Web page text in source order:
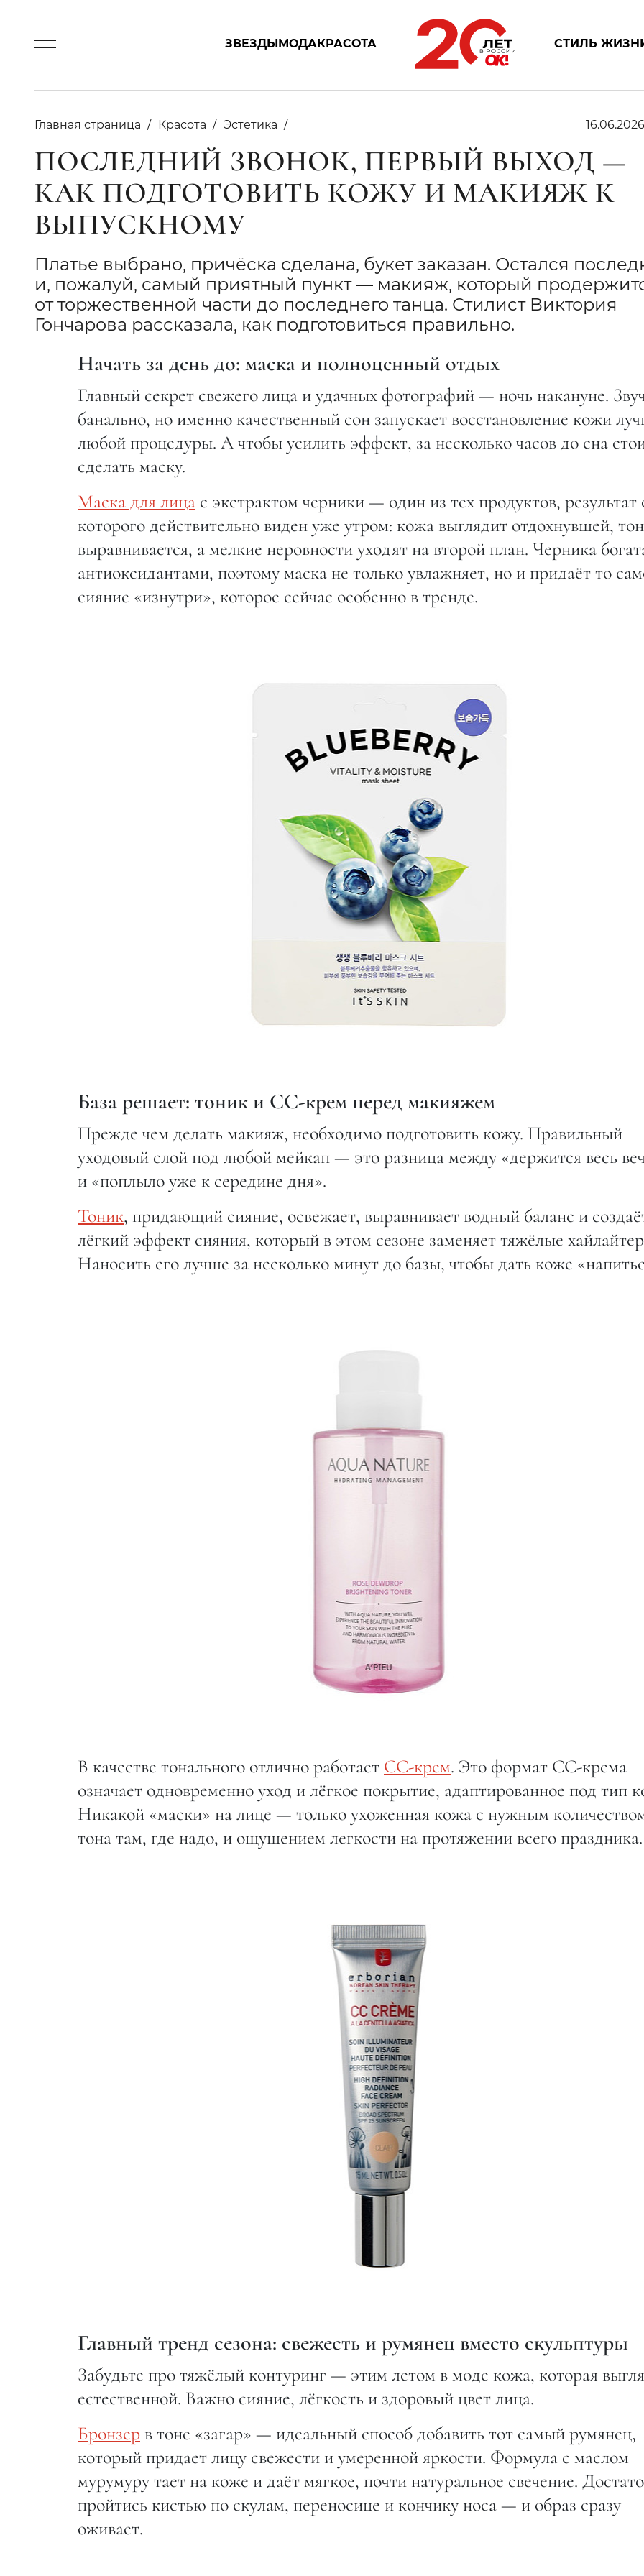
ЗВЕЗДЫМОДАКРАСОТА СТИЛЬ
Главная страница Красота Эстетика
ПОСЛЕДНИЙ ЗВОНОК, ПЕРВЫЙ ВЫХОД —
КАК ПОДГОТОВИТЬ КОЖУ И МАКИЯЖ К
ВЫПУСКНОМУ
Платье выбрано, причёска сделана, букет заказан. Остался
и, пожалуй, самый приятный пункт — макияж, который
от торжественной части до последнего танца. Стилист Виктория
Гончарова рассказала, как подготовиться правильно.
Начать за день до: маска и полноценный отдых
Главный секрет свежего лица и удачных фотографий — ночь накануне.
банально, но именно качественный сон запускает восстановление кожи
любой процедуры. А чтобы усилить эффект, за несколько часов до сна
сделать маску.
Маска для лица с экстрактом черники — один из тех продуктов, результат
которого действительно виден уже утром: кожа выглядит отдохнувшей, тон
выравнивается, а мелкие неровности уходят на второй план. Черника
антиоксидантами, поэтому маска не только увлажняет, но и придаёт то
сияние «изнутри», которое сейчас особенно в тренде.
База решает: тоник и СС-крем перед макияжем
Прежде чем делать макияж, необходимо подготовить кожу. Правильный
уходовый слой под любой мейкап — это разница между «держится весь
и «поплыло уже к середине дня».
Тоник, придающий сияние, освежает, выравнивает водный баланс и
лёгкий эффект сияния, который в этом сезоне заменяет тяжёлые
Наносить его лучше за несколько минут до базы, чтобы дать коже
В качестве тонального отлично работает СС-крем. Это формат СС-крема
означает одновременно уход и лёгкое покрытие, адаптированное под тип
Никакой «маски» на лице — только ухоженная кожа с нужным
тона там, где надо, и ощущением легкости на протяжении всего праздника.
Главный тренд сезона: свежесть и румянец вместо скульптуры
Забудьте про тяжёлый контуринг — этим летом в моде кожа, которая
естественной. Важно сияние, лёгкость и здоровый цвет лица.
Бронзер в тоне «загар» — идеальный способ добавить тот самый румянец,
который придает лицу свежести и умеренной яркости. Формула с маслом
мурумуру тает на коже и даёт мягкое, почти натуральное свечение.
пройтись кистью по скулам, переносице и кончику носа — и образ сразу
оживает.